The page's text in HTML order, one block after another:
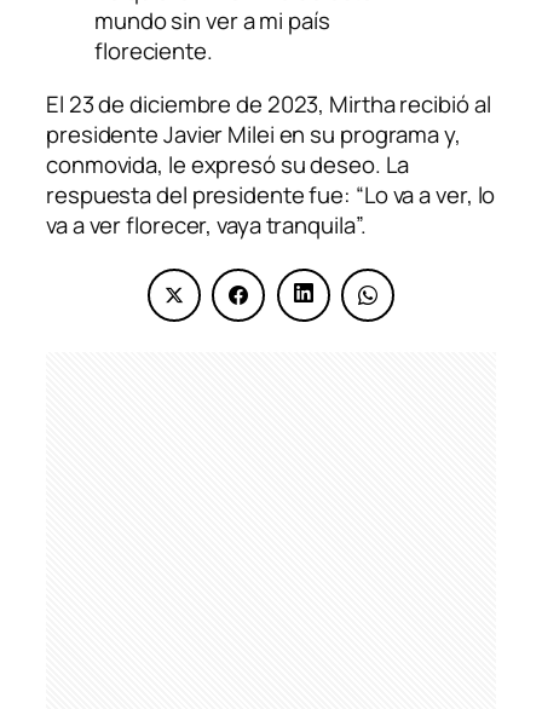
mundo sin ver a mi país
floreciente.
El 23 de diciembre de 2023, Mirtha recibió al
presidente Javier Milei en su programa y,
conmovida, le expresó su deseo. La
respuesta del presidente fue: “Lo va a ver, lo
va a ver florecer, vaya tranquila”.